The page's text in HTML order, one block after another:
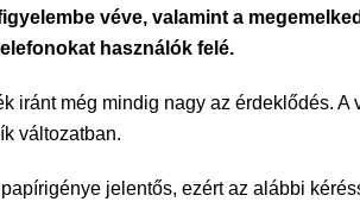
véve, valamint a
használók felé.
iránt még mindig nagy az érdeklődés.
változatban.
jelentős, ezért az alábbi